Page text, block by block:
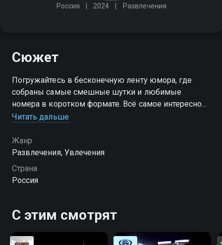
Россия 2024 Развлечения
Сюжет
Погружайтесь в бесконечную ленту юмора, где
собраны самые смешные шутки и любимые
номера в коротком формате. Всё самое интересное
без лишних усилий
Читать дальше
Жанр
Развлечения, Увлечения
Страна
Россия
С этим смотрят